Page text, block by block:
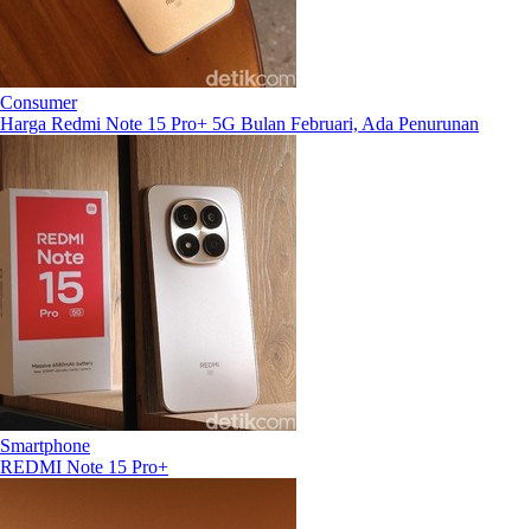
Consumer
Harga Redmi Note 15 Pro+ 5G Bulan Februari, Ada Penurunan
Smartphone
REDMI Note 15 Pro+